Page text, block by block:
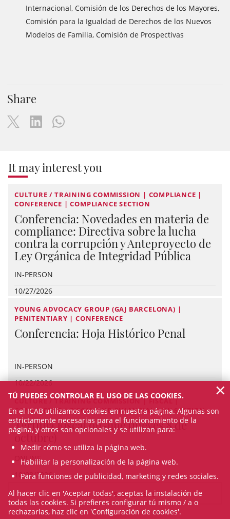
Internacional, Comisión de los Derechos de los Mayores,
Comisión para la Igualdad de Derechos de los Nuevos
Modelos de Familia, Comisión de Prospectivas
Share
It may interest you
CULTURE / TRAINING COMMISSION | COMPLIANCE |
CONFERENCE | COMPLIANCE SECTION
Conferencia: Novedades en materia de
compliance: Directiva sobre la lucha
contra la corrupción y Anteproyecto de
Ley Orgánica de Integridad Pública
IN-PERSON
10/27/2026
YOUNG ADVOCACY GROUP (GAJ BARCELONA) |
PENITENTIARY | CONFERENCE
Conferencia: Hoja Histórico Penal
IN-PERSON
10/22/2026
CULTURE / TRAINING COMMISSION | FISCAL |
CONFERENCE | FISCAL AND FINANCIAL LAW SECTION
Tertulia Fiscal on-line (jueves 8 de
octubre)
ONLINE
10/08/2026
VEURE TOTS ELS CURSOS
TÚ PUEDES CONTROLAR EL USO DE LAS COOKIES.
En el ICAB utilizamos cookies en nuestra página. Algunas son
estrictamente necesarias para el funcionamiento de la
página, y otros son opcionales y se utilizan para:
Medir cómo se utiliza la página web.
Habilitar la personalización de la página web.
Para funciones de publicidad, marketing y redes sociales.
Al hacer clic en 'Aceptar todas', aceptas la instalación de
todas las cookies. Si prefieres configurar tú mismo / a o
rechazarlas, haz clic en 'Configuración de cookies'.
×